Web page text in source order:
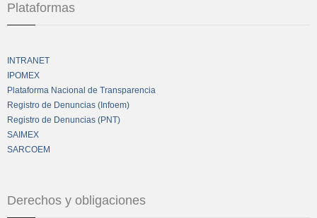
Plataformas
INTRANET
IPOMEX
Plataforma Nacional de Transparencia
Registro de Denuncias (Infoem)
Registro de Denuncias (PNT)
SAIMEX
SARCOEM
Derechos y obligaciones